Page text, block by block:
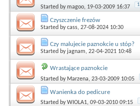
Started bymagoo, 19-03-2009 16:37 1
Czyszczenie frezów
Started bycass, 27-08-2024 10:30
Czy malujecie paznokcie u stóp?
Started by jagnam, 22-04-2021 10:48
Wrastające paznokcie
Started by Marzena, 23-03-2009 10:05
Wanienka do pedicure
Started byWIOLA1, 09-03-2010 09:15